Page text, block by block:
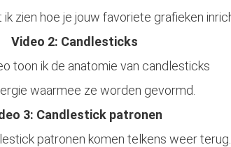
ik zien hoe je jouw favoriete grafieken
Video 2: Candlesticks
toon ik de anatomie van candlesticks
waarmee ze worden gevormd.
3: Candlestick patronen
patronen komen telkens weer terug.